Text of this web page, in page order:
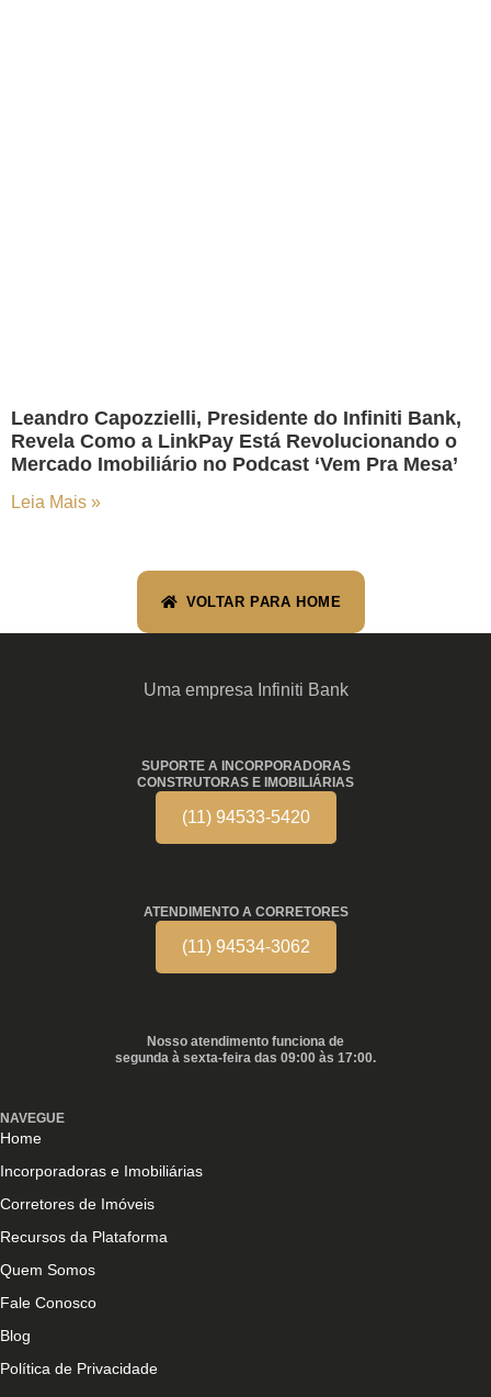
Leandro Capozzielli, Presidente do Infiniti Bank,
Revela Como a LinkPay Está Revolucionando o
Mercado Imobiliário no Podcast ‘Vem Pra Mesa’
Leia Mais »
VOLTAR PARA HOME
Uma empresa Infiniti Bank
SUPORTE A INCORPORADORAS
CONSTRUTORAS E IMOBILIÁRIAS
(11) 94533-5420
ATENDIMENTO A CORRETORES
(11) 94534-3062
Nosso atendimento funciona de
segunda à sexta-feira das 09:00 às 17:00.
NAVEGUE
Home
Incorporadoras e Imobiliárias
Corretores de Imóveis
Recursos da Plataforma
Quem Somos
Fale Conosco
Blog
Política de Privacidade